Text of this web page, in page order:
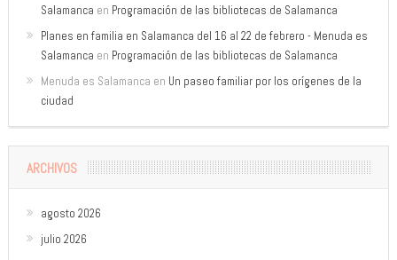
Salamanca en Programación de las bibliotecas de Salamanca
Planes en familia en Salamanca del 16 al 22 de febrero - Menuda es
Salamanca en Programación de las bibliotecas de Salamanca
Menuda es Salamanca en Un paseo familiar por los orígenes de la
ciudad
ARCHIVOS
agosto 2026
julio 2026